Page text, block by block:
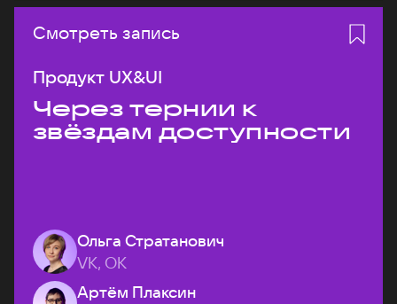
Смотреть запись
Продукт UX&UI
Через тернии к
звёздам доступности
Ольга Стратанович
VK, ОК
Артём Плаксин